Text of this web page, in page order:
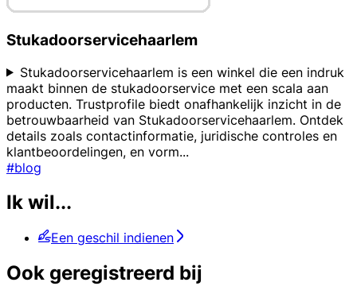
Stukadoorservicehaarlem
Stukadoorservicehaarlem is een winkel die een indruk
maakt binnen de stukadoorservice met een scala aan
producten. Trustprofile biedt onafhankelijk inzicht in de
betrouwbaarheid van Stukadoorservicehaarlem. Ontdek
details zoals contactinformatie, juridische controles en
klantbeoordelingen, en vorm...
#blog
Ik wil...
Een geschil indienen
Ook geregistreerd bij